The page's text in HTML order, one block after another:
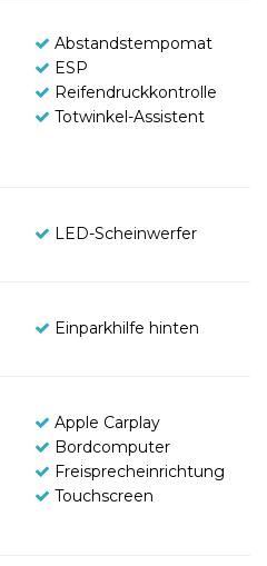
Abstandstempomat
ESP
Reifendruckkontrolle
Totwinkel-Assistent
LED-Scheinwerfer
Einparkhilfe hinten
Apple Carplay
Bordcomputer
Freisprecheinrichtung
Touchscreen